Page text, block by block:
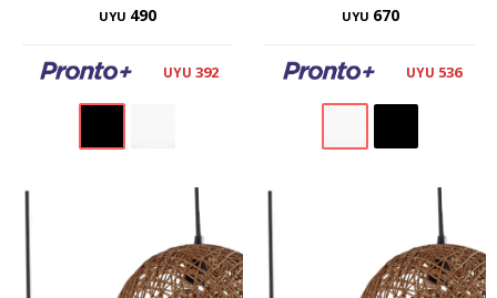
UYU 490
UYU 392
UYU 670
UYU 536